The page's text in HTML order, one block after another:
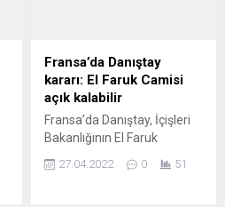
Fransa’da Danıştay
kararı: El Faruk Camisi
açık kalabilir
Fransa’da Danıştay, İçişleri
Bakanlığının El Faruk
ilişkin itirazını reddetti.
27.04.2022 0 51